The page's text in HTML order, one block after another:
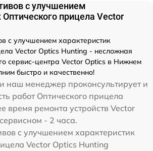
с улучшением
Оптического прицела Vector
с улучшением характеристик
Vector Optics Hunting - несложная
сервис-центра Vector Optics в Нижнем
быстро и качественно!
наш менеджер проконсультирует и
работ Оптического прицела
время ремонта устройств Vector
- 2 часа.
с улучшением характеристик
Vector Optics Hunting